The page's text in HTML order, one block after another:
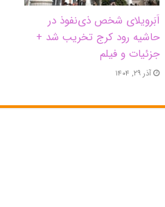
اَبَر‌ویلای شخص ذی‌نفوذ در
حاشیه‌ رود کرج تخریب شد +
جزئیات و فیلم
آذر ۲۹, ۱۴۰۴